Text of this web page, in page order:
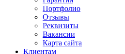
Портфолио
Отзывы
Реквизиты
Вакансии
Карта сайта
Клиентам